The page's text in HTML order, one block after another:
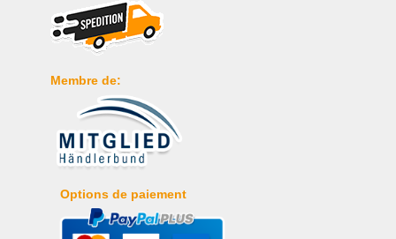
Membre de:
Options de paiement